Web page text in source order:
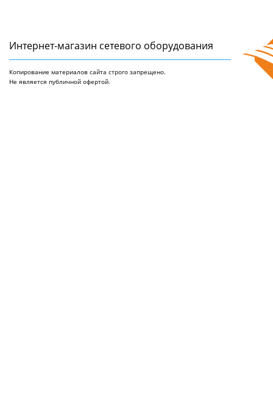
Интернет-магазин сетeвого оборудования
Копирование материалов сайта строго запрещено.
Не является публичной офертой.